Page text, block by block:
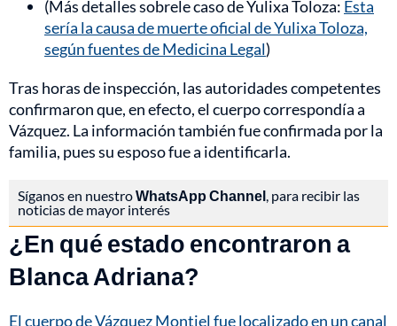
(Más detalles sobrele caso de Yulixa Toloza: Esta
sería la causa de muerte oficial de Yulixa Toloza,
según fuentes de Medicina Legal)
Tras horas de inspección, las autoridades competentes
confirmaron que, en efecto, el cuerpo correspondía a
Vázquez. La información también fue confirmada por la
familia, pues su esposo fue a identificarla.
Síganos en nuestroWhatsApp Channel, para recibir las
noticias de mayor interés
¿En qué estado encontraron a
Blanca Adriana?
El cuerpo de Vázquez Montiel fue localizado en un canal